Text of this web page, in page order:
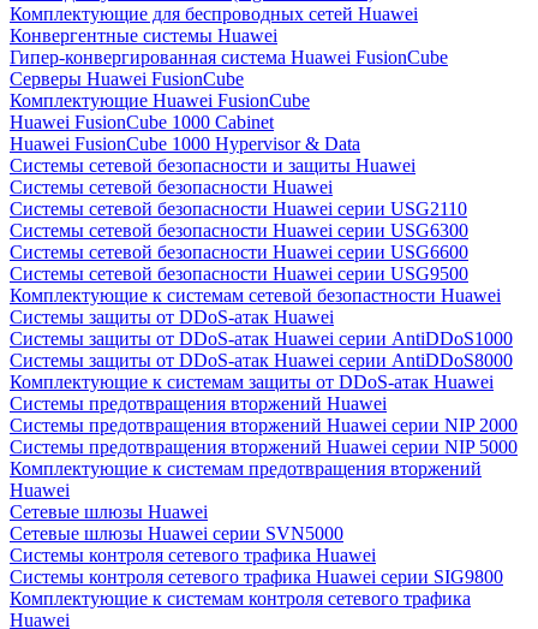
Комплектующие для беспроводных сетей Huawei
Конвергентные системы Huawei
Гипер-конвергированная система Huawei FusionCube
Серверы Huawei FusionCube
Комплектующие Huawei FusionCube
Huawei FusionCube 1000 Cabinet
Huawei FusionCube 1000 Hypervisor & Data
Системы сетевой безопасности и защиты Huawei
Системы сетевой безопасности Huawei
Системы сетевой безопасности Huawei серии USG2110
Системы сетевой безопасности Huawei серии USG6300
Системы сетевой безопасности Huawei серии USG6600
Системы сетевой безопасности Huawei серии USG9500
Комплектующие к системам сетевой безопастности Huawei
Системы защиты от DDoS-атак Huawei
Системы защиты от DDoS-атак Huawei серии AntiDDoS1000
Системы защиты от DDoS-атак Huawei серии AntiDDoS8000
Комплектующие к системам защиты от DDoS-атак Huawei
Системы предотвращения вторжений Huawei
Системы предотвращения вторжений Huawei серии NIP 2000
Системы предотвращения вторжений Huawei серии NIP 5000
Комплектующие к системам предотвращения вторжений
Huawei
Сетевые шлюзы Huawei
Сетевые шлюзы Huawei серии SVN5000
Системы контроля сетевого трафика Huawei
Системы контроля сетевого трафика Huawei серии SIG9800
Комплектующие к системам контроля сетевого трафика
Huawei